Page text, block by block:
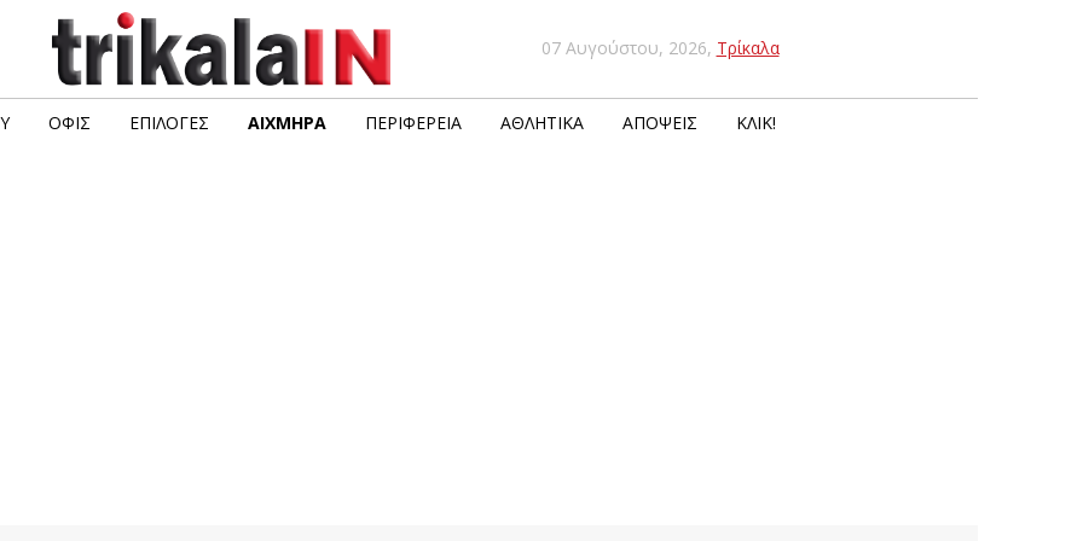
07 Αυγούστου, 2026, Τρίκαλα
ΟΦΙΣ ΕΠΙΛΟΓΈΣ ΑΙΧΜΗΡΆ ΠΕΡΙΦΈΡΕΙΑ ΑΘΛΗΤΙΚΆ ΑΠΌΨΕΙΣ ΚΛΙΚ!